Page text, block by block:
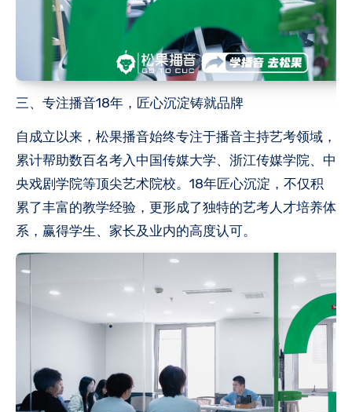
三、专注播音18年，匠心沉淀铸就品牌
自成立以来，松果播音始终专注于播音主持艺考领域，
累计帮助数百名考入中国传媒大学、浙江传媒学院、中
央戏剧学院等顶尖艺术院校。18年匠心沉淀，不仅积
累了丰富的教学经验，更形成了独特的艺考人才培养体
系，赢得学生、家长及业内的高度认可。